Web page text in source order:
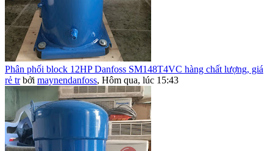
Phân phối block 12HP Danfoss SM148T4VC hàng chất lượng, giá
rẻ tr bởi maynendanfoss, Hôm qua, lúc 15:43